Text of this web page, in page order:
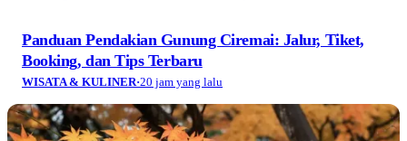
Panduan Pendakian Gunung Ciremai: Jalur, Tiket,
Booking, dan Tips Terbaru
WISATA & KULINER·20 jam yang lalu